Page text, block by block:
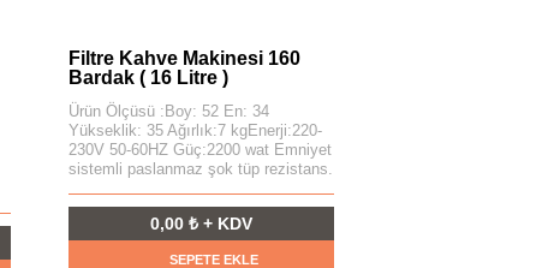
Filtre Kahve Makinesi 160
Bardak ( 16 Litre )
Ürün Ölçüsü :Boy: 52 En: 34
Yükseklik: 35 Ağırlık:7 kgEnerji:220-
230V 50-60HZ Güç:2200 wat Emniyet
sistemli paslanmaz şok tüp rezistans.
0,00 ₺ + KDV
SEPETE EKLE